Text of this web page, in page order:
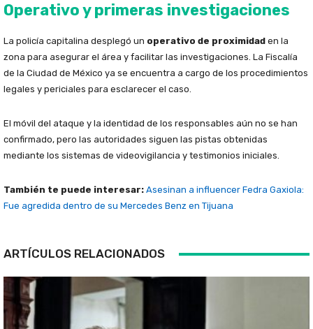
Operativo y primeras investigaciones
La policía capitalina desplegó un operativo de proximidad en la
zona para asegurar el área y facilitar las investigaciones. La Fiscalía
de la Ciudad de México ya se encuentra a cargo de los procedimientos
legales y periciales para esclarecer el caso.
El móvil del ataque y la identidad de los responsables aún no se han
confirmado, pero las autoridades siguen las pistas obtenidas
mediante los sistemas de videovigilancia y testimonios iniciales.
También te puede interesar: Asesinan a influencer Fedra Gaxiola:
Fue agredida dentro de su Mercedes Benz en Tijuana
ARTÍCULOS RELACIONADOS